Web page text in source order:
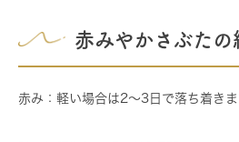
赤みやかさぶたの
赤み ：軽い場合は2〜3日で落ち着きま